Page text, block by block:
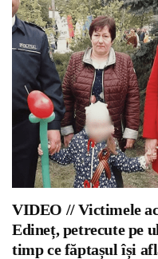
VIDEO // Victimele
Edineț, petrecute pe
timp ce făptașul își